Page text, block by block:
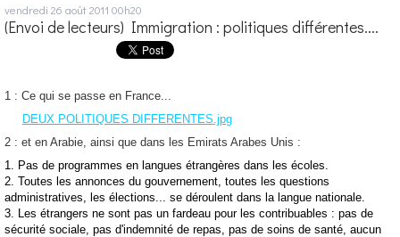
vendredi 26 août 2011 00h20
(Envoi de lecteurs) Immigration : politiques différentes....
1 : Ce qui se passe en France...
DEUX POLITIQUES DIFFERENTES.jpg
2 : et en Arabie, ainsi que dans les Emirats Arabes Unis :
1. Pas de programmes en langues étrangères dans les écoles.
2. Toutes les annonces du gouvernement, toutes les questions
administratives,
les élections... se déroulent dans la langue nationale.
3. Les étrangers ne sont pas un fardeau pour les contribuables : pas de
sécurité sociale, pas d'indemnité de repas, pas de soins de santé, aucun